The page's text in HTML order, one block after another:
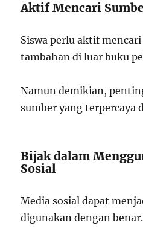
Aktif Mencari
Siswa perlu aktif
tambahan di luar buku
Namun demikian,
sumber yang terpercaya
Bijak dalam
Sosial
Media sosial dapat
digunakan dengan benar.